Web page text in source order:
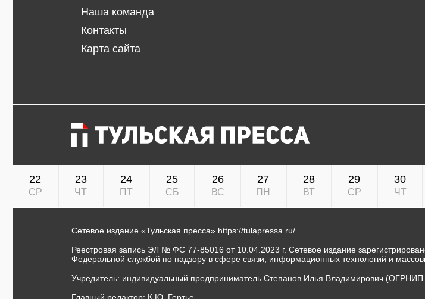
Наша команда
Контакты
Карта сайта
22
СР
23
ЧТ
24
ПТ
25
СБ
26
ВС
27
ПН
28
ВТ
29
СР
30
ЧТ
Сетевое издание «Тульская пресса» https://tulapressa.ru/
Реестровая запись ЭЛ № ФС 77-85016 от 10.04.2023 г. Сетевое издание
Федеральной службой по надзору в сфере связи, информационных технологий и
Учредитель: индивидуальный предприниматель Степанов Илья Владимирович (ОГРНИП